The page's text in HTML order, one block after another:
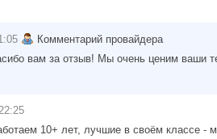
Комментарий провайдера
вам за отзыв! Мы очень ценим ваши
10+ лет, лучшие в своём классе -